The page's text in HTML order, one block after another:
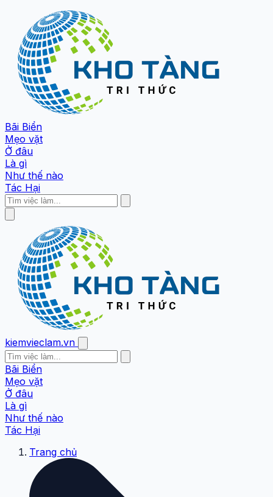
Bãi Biển
Mẹo vặt
Ở đâu
Là gì
Như thế nào
Tác Hại
kiemvieclam.vn
Bãi Biển
Mẹo vặt
Ở đâu
Là gì
Như thế nào
Tác Hại
Trang chủ